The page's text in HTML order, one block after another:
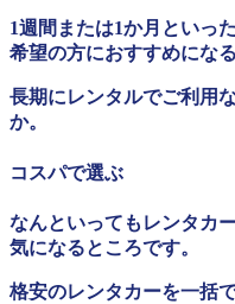
1週間または1か月といっ
希望の方におすすめにな
長期にレンタルでご利用
か。
コスパで選ぶ
なんといってもレンタカ
気になるところです。
格安のレンタカーを一括